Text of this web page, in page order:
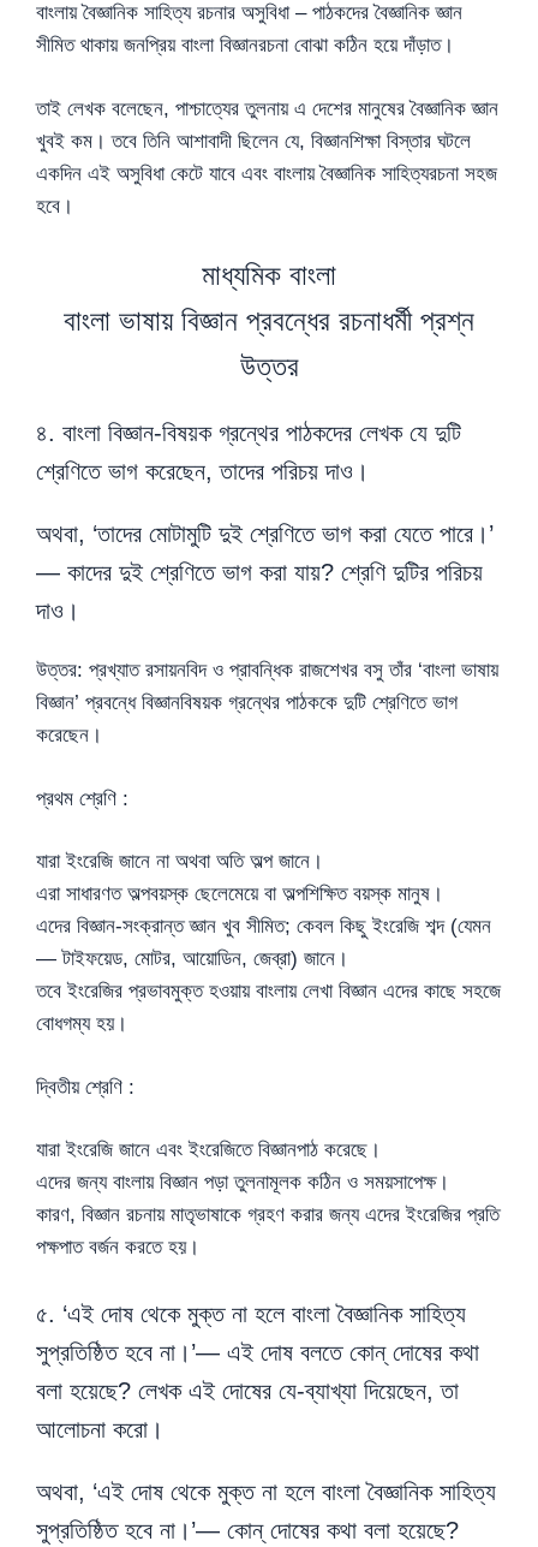
বাংলায় বৈজ্ঞানিক সাহিত্য রচনার অসুবিধা – পাঠকদের বৈজ্ঞানিক জ্ঞান
সীমিত থাকায় জনপ্রিয় বাংলা বিজ্ঞানরচনা বোঝা কঠিন হয়ে দাঁড়াত।
তাই লেখক বলেছেন, পাশ্চাত্যের তুলনায় এ দেশের মানুষের বৈজ্ঞানিক জ্ঞান
খুবই কম। তবে তিনি আশাবাদী ছিলেন যে, বিজ্ঞানশিক্ষা বিস্তার ঘটলে
একদিন এই অসুবিধা কেটে যাবে এবং বাংলায় বৈজ্ঞানিক সাহিত্যরচনা সহজ
হবে।
মাধ্যমিক বাংলা
বাংলা ভাষায় বিজ্ঞান প্রবন্ধের রচনাধর্মী প্রশ্ন
উত্তর
৪. বাংলা বিজ্ঞান-বিষয়ক গ্রন্থের পাঠকদের লেখক যে দুটি
শ্রেণিতে ভাগ করেছেন, তাদের পরিচয় দাও।
অথবা, ‘তাদের মোটামুটি দুই শ্রেণিতে ভাগ করা যেতে পারে।’
— কাদের দুই শ্রেণিতে ভাগ করা যায়? শ্রেণি দুটির পরিচয়
দাও।
উত্তর: প্রখ্যাত রসায়নবিদ ও প্রাবন্ধিক রাজশেখর বসু তাঁর ‘বাংলা ভাষায়
বিজ্ঞান’ প্রবন্ধে বিজ্ঞানবিষয়ক গ্রন্থের পাঠককে দুটি শ্রেণিতে ভাগ
করেছেন।
প্রথম শ্রেণি :
যারা ইংরেজি জানে না অথবা অতি অল্প জানে।
এরা সাধারণত অল্পবয়স্ক ছেলেমেয়ে বা অল্পশিক্ষিত বয়স্ক মানুষ।
এদের বিজ্ঞান-সংক্রান্ত জ্ঞান খুব সীমিত; কেবল কিছু ইংরেজি শব্দ (যেমন
— টাইফয়েড, মোটর, আয়োডিন, জেব্রা) জানে।
তবে ইংরেজির প্রভাবমুক্ত হওয়ায় বাংলায় লেখা বিজ্ঞান এদের কাছে সহজে
বোধগম্য হয়।
দ্বিতীয় শ্রেণি :
যারা ইংরেজি জানে এবং ইংরেজিতে বিজ্ঞানপাঠ করেছে।
এদের জন্য বাংলায় বিজ্ঞান পড়া তুলনামূলক কঠিন ও সময়সাপেক্ষ।
কারণ, বিজ্ঞান রচনায় মাতৃভাষাকে গ্রহণ করার জন্য এদের ইংরেজির প্রতি
পক্ষপাত বর্জন করতে হয়।
৫. ‘এই দোষ থেকে মুক্ত না হলে বাংলা বৈজ্ঞানিক সাহিত্য
সুপ্রতিষ্ঠিত হবে না।’— এই দোষ বলতে কোন্ দোষের কথা
বলা হয়েছে? লেখক এই দোষের যে-ব্যাখ্যা দিয়েছেন, তা
আলোচনা করো।
অথবা, ‘এই দোষ থেকে মুক্ত না হলে বাংলা বৈজ্ঞানিক সাহিত্য
সুপ্রতিষ্ঠিত হবে না।’— কোন্ দোষের কথা বলা হয়েছে?